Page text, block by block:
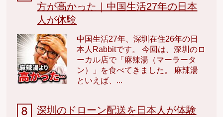
方が高かった｜中国生活27年の日本
人が体験
中国生活27年、深圳在住26年の日
本人Rabbitです。 今回は、深圳のロ
ーカル店で「麻辣湯（マーラータ
ン）」を食べてきました。 麻辣湯
といえば、...
深圳のドローン配送を日本人が体験